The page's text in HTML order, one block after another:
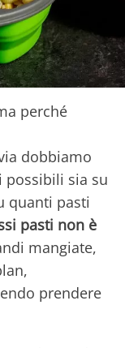
perché
dobbiamo
possibili sia su
quanti pasti
pasti non è
mangiate,
prendere